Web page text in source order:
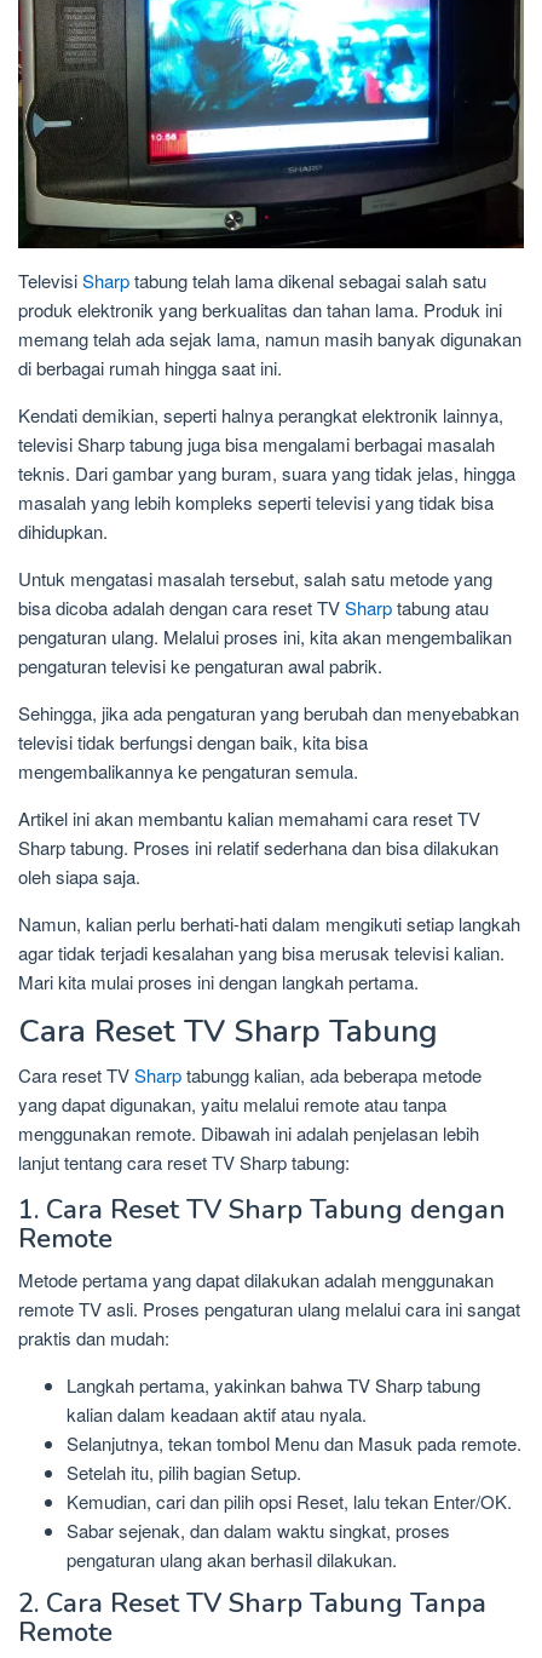
TelevisiSharptabung telah lama dikenal sebagai salah satu
produk elektronik yang berkualitas dan tahan lama. Produk ini
memang telah ada sejak lama, namun masih banyak digunakan
di berbagai rumah hingga saat ini.
Kendati demikian, seperti halnya perangkat elektronik lainnya,
televisi Sharp tabung juga bisa mengalami berbagai masalah
teknis. Dari gambar yang buram, suara yang tidak jelas, hingga
masalah yang lebih kompleks seperti televisi yang tidak bisa
dihidupkan.
Untuk mengatasi masalah tersebut, salah satu metode yang
bisa dicoba adalah dengan cara reset TVSharptabung atau
pengaturan ulang. Melalui proses ini, kita akan mengembalikan
pengaturan televisi ke pengaturan awal pabrik.
Sehingga, jika ada pengaturan yang berubah dan menyebabkan
televisi tidak berfungsi dengan baik, kita bisa
mengembalikannya ke pengaturan semula.
Artikel ini akan membantu kalian memahami cara reset TV
Sharp tabung. Proses ini relatif sederhana dan bisa dilakukan
oleh siapa saja.
Namun, kalian perlu berhati-hati dalam mengikuti setiap langkah
agar tidak terjadi kesalahan yang bisa merusak televisi kalian.
Mari kita mulai proses ini dengan langkah pertama.
Cara Reset TV Sharp Tabung
Cara reset TVSharptabungg kalian, ada beberapa metode
yang dapat digunakan, yaitu melalui remote atau tanpa
menggunakan remote. Dibawah ini adalah penjelasan lebih
lanjut tentang cara reset TV Sharp tabung:
1. Cara Reset TV Sharp Tabung dengan
Remote
Metode pertama yang dapat dilakukan adalah menggunakan
remote TV asli. Proses pengaturan ulang melalui cara ini sangat
praktis dan mudah:
Langkah pertama, yakinkan bahwa TV Sharp tabung
kalian dalam keadaan aktif atau nyala.
Selanjutnya, tekan tombol Menu dan Masuk pada remote.
Setelah itu, pilih bagian Setup.
Kemudian, cari dan pilih opsi Reset, lalu tekan Enter/OK.
Sabar sejenak, dan dalam waktu singkat, proses
pengaturan ulang akan berhasil dilakukan.
2. Cara Reset TV Sharp Tabung Tanpa
Remote